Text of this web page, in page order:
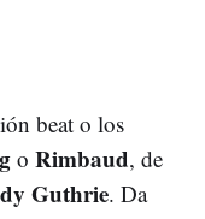
beat o los
o Rimbaud, de
Guthrie. Da